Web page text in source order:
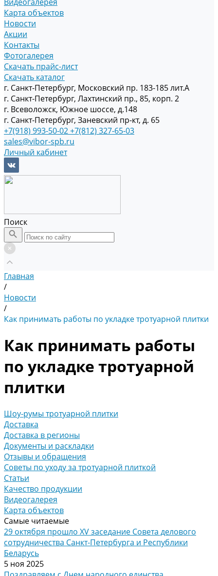
Карта объектов
Новости
Акции
Контакты
Фотогалерея
Скачать прайс-лист
Скачать каталог
г. Санкт-Петербург, Московский пр. 183-185 лит.А
г. Санкт-Петербург, Лахтинский пр., 85, корп. 2
г. Всеволожск, Южное шоссе, д.148
г. Санкт-Петербург, Заневский пр-кт, д. 65
+7(918) 993-50-02+7(812) 327-65-03
sales@vibor-spb.ru
Личный кабинет
Поиск
Главная
/
Новости
/
Как принимать работы по укладке тротуарной плитки
Как принимать работы
по укладке тротуарной
плитки
Шоу-румы тротуарной плитки
Доставка
Доставка в регионы
Документы и раскладки
Отзывы и обращения
Советы по уходу за тротуарной плиткой
Статьи
Качество продукции
Видеогалерея
Карта объектов
Самые читаемые
29 октября прошло XV заседание Совета делового
сотрудничества Санкт-Петербурга и Республики
Беларусь
5 ноя 2025